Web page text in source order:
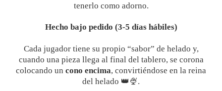
tenerlo como adorno.
Hecho bajo pedido (3-5 días hábiles)
Cada jugador tiene su propio “sabor” de helado y,
cuando una pieza llega al final del tablero, se corona
colocando un cono encima, convirtiéndose en la reina
del helado 👑🍨.